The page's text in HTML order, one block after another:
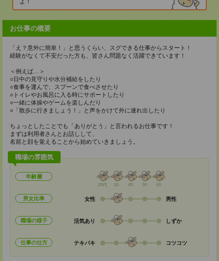
よ！
お仕事の概要
「え？意外に簡単！」と思うくらい、スグできる仕事からスタート！
経験がなくて不安だった方も、皆さん問題なく活躍できています！
＜例えば…＞
○日中の見守りや水分補給をしたり
○食事を運んで、スプーンで食べさせたり
○トイレやお風呂に入る時にサポートしたり
○一緒に体操やゲームを楽しんだり
○「散歩に行きましょう！」と声をかけて外に連れ出したり
ちょっとしたことでも「ありがとう」と言われるお仕事です！
まずは利用者さんとお話しして、
名前と顔を覚えることから始めていきましょう。
職場の雰囲気
年齢層
20代 30 40 50 60
男女比率 女性 男性
職場の様子 活気あり しずか
仕事の仕方 テキパキ コツコツ